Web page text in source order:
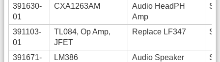
391630-
01
CXA1263AM
Audio HeadPH
Amp
391103-
01
TL084, Op Amp,
JFET
Replace LF347
391671-
LM386
Audio Speaker